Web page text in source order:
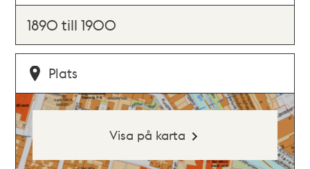
1890 till 1900
Plats
Visa på karta